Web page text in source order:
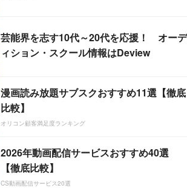
芸能界を志す10代～20代を応援！ オーデ
ィション・スクール情報はDeview
漫画読み放題サブスクおすすめ11選【徹底
比較】
オリコン顧客満足度ランキング
2026年動画配信サービスおすすめ40選
【徹底比較】
CS動画配信サービス20選